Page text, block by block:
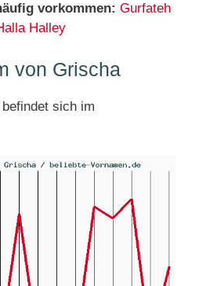
vorkommen: Gurfateh
Halley
von Grischa
sich im